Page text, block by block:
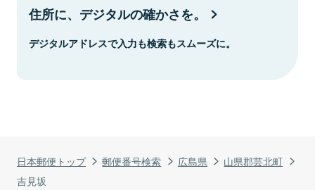
日本郵便トップ 郵便番号検索 広島県
山県郡芸北町
吉見坂
住所に、デジタルの確かさを。
デジタルアドレスで入力も検索もスムーズに。